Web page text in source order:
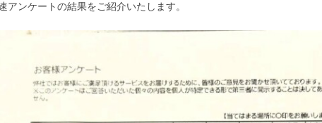
アンケートの結果をご紹介いたします。